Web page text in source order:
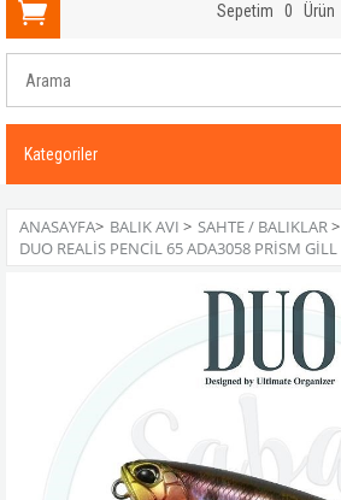
Sepetim 0 Ürün
Kategoriler
ANASAYFA> BALIK AVI > SAHTE / BALIKLAR>
DUO REALIS PENCIL 65 ADA3058 PRISM GILL